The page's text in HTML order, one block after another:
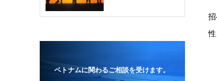
ベトナムに関わるご相談を受けます。